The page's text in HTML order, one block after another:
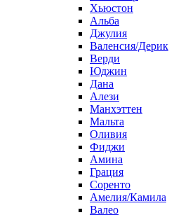
Хьюстон
Альба
Джулия
Валенсия/Дерик
Верди
Юджин
Дана
Алези
Манхэттен
Мальта
Оливия
Фиджи
Амина
Грация
Соренто
Амелия/Камила
Валео